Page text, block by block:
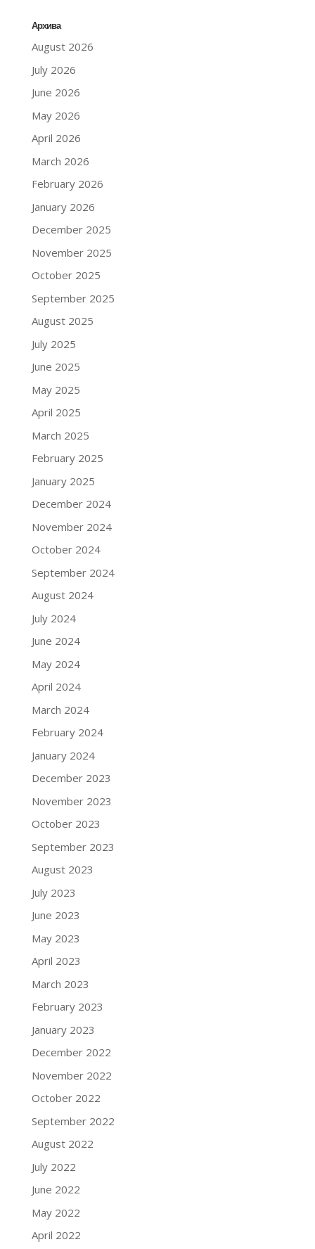
Архива
August 2026
July 2026
June 2026
May 2026
April 2026
March 2026
February 2026
January 2026
December 2025
November 2025
October 2025
September 2025
August 2025
July 2025
June 2025
May 2025
April 2025
March 2025
February 2025
January 2025
December 2024
November 2024
October 2024
September 2024
August 2024
July 2024
June 2024
May 2024
April 2024
March 2024
February 2024
January 2024
December 2023
November 2023
October 2023
September 2023
August 2023
July 2023
June 2023
May 2023
April 2023
March 2023
February 2023
January 2023
December 2022
November 2022
October 2022
September 2022
August 2022
July 2022
June 2022
May 2022
April 2022